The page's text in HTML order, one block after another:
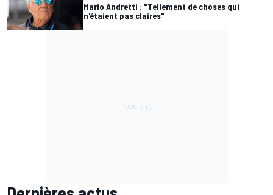
Mario Andretti : "Tellement de choses qui
n'étaient pas claires"